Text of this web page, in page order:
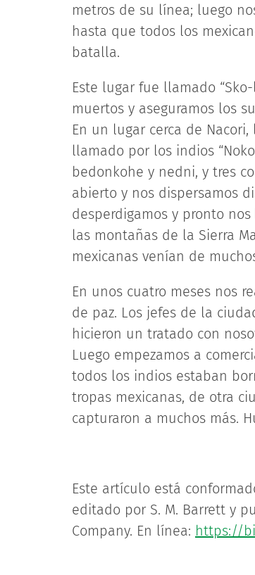
metros de su línea; luego
hasta que todos los
batalla.
Este lugar fue llamado
muertos y aseguramos los
En un lugar cerca de
llamado por los indios
bedonkohe y nedni, y tres
abierto y nos dispersamos
desperdigamos y pronto
las montañas de la Sierra
mexicanas venían de
En unos cuatro meses nos
de paz. Los jefes de la
hicieron un tratado con
Luego empezamos a
todos los indios estaban
tropas mexicanas, de otra
capturaron a muchos más.
Este artículo está
editado por S. M. Barrett y
Company. En línea: https://